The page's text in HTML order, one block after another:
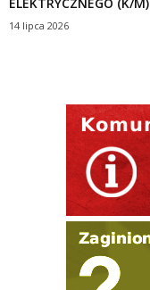
14 lipca 2026